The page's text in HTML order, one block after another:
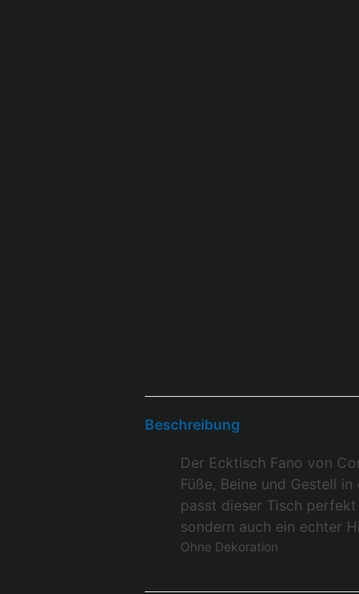
Beschreibung
Der Ecktisch Fano von
Füße, Beine und Gestell
passt dieser Tisch
sondern auch ein echter
Ohne Dekoration